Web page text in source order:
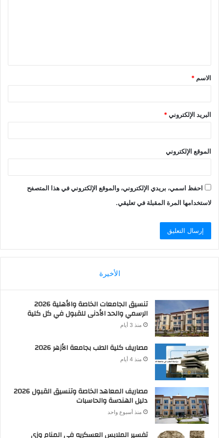
الاسم *
البريد الإلكتروني*
الموقع الإلكتروني
احفظ اسمي، بريدي الإلكتروني، والموقع الإلكتروني في هذا المتصفح
لاستخدامها المرة المقبلة في تعليقي.
الأخيرة
تنسيق الجامعات الخاصة والأهلية 2026
الرسمي والحد الأدنى للقبول في كل كلية
منذ 3 أيام
مصاريف كلية الطب بجامعة الأزهر 2026
منذ 4 أيام
مصاريف المعاهد الخاصة وتنسيق القبول 2026
دليل الهندسة والحاسبات
منذ أسبوع واحد
تفسير الملابس العسكريه في المنام وزي